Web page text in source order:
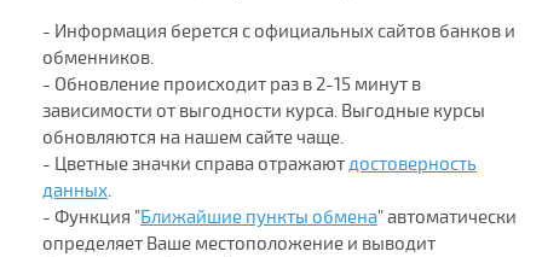
- Информация берется с официальных сайтов банков и
обменников.
- Обновление происходит раз в 2-15 минут в
зависимости от выгодности курса. Выгодные курсы
обновляются на нашем сайте чаще.
- Цветные значки справа отражаютдостоверность
данных.
- Функция "Ближайшие пункты обмена" автоматически
определяет Ваше местоположение и выводит